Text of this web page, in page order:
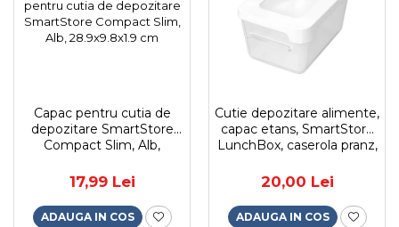
Capac pentru cutia de
depozitare SmartStore
Compact Slim, Alb,
17,99 Lei
ADAUGA IN COS
Cutie depozitare alimente,
capac etans, SmartStore
LunchBox, caserola pranz,
0.45L
20,00 Lei
ADAUGA IN COS